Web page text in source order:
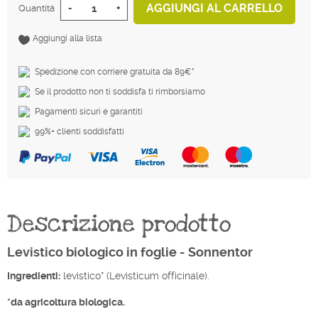
Quantità - + AGGIUNGI AL CARRELLO
Aggiungi alla lista
Spedizione con corriere gratuita da 89€*
Se il prodotto non ti soddisfa ti rimborsiamo
Pagamenti sicuri e garantiti
99%+ clienti soddisfatti
Descrizione prodotto
Levistico biologico in foglie - Sonnentor
Ingredienti: levistico* (Levisticum officinale).
*da agricoltura biologica.